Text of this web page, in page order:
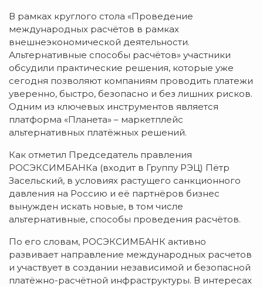
В рамках круглого стола «Проведение
международных расчётов в рамках
внешнеэкономической деятельности.
Альтернативные способы расчётов» участники
обсудили практические решения, которые уже
сегодня позволяют компаниям проводить платежи
уверенно, быстро, безопасно и без лишних рисков.
Одним из ключевых инструментов является
платформа «Планета» – маркетплейс
альтернативных платёжных решений.
Как отметил Председатель правления
РОСЭКСИМБАНКа (входит в Группу РЭЦ) Пётр
Засельский, в условиях растущего санкционного
давления на Россию и её партнёров бизнес
вынужден искать новые, в том числе
альтернативные, способы проведения расчётов.
По его словам, РОСЭКСИМБАНК активно
развивает направление международных расчетов
и участвует в создании независимой и безопасной
платёжно-расчётной инфраструктуры. В интересах